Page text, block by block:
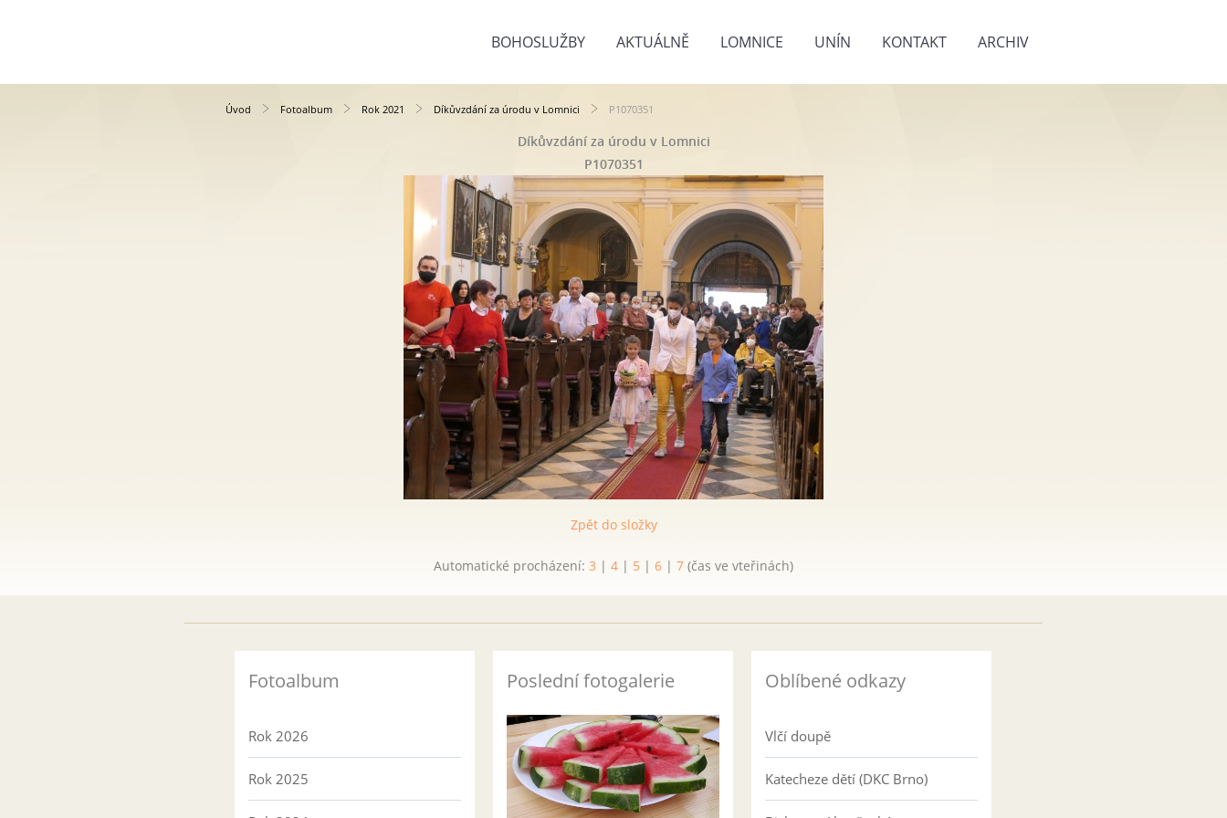
BOHOSLUŽBY AKTUÁLNĚ LOMNICE UNÍN KONTAKT ARCHIV
Úvod Fotoalbum Rok 2021 Díkůvzdání za úrodu v Lomnici P1070351
Díkůvzdání za úrodu v Lomnici
P1070351
Zpět do složky
Automatické procházení: 3 | 4 | 5 | 6 | 7 (čas ve vteřinách)
Fotoalbum
Rok 2026
Rok 2025
Poslední fotogalerie Oblíbené odkazy
Vlčí doupě
Katecheze dětí (DKC Brno)